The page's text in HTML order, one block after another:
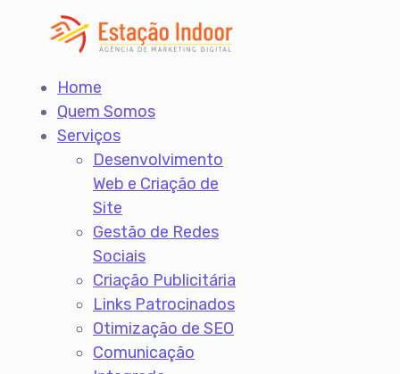
Home
Quem Somos
Serviços
Desenvolvimento
Web e Criação de
Site
Gestão de Redes
Sociais
Criação Publicitária
Links Patrocinados
Otimização de SEO
Comunicação